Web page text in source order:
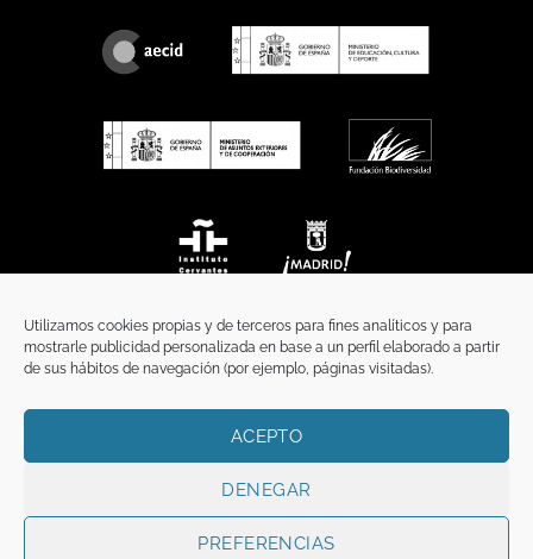
Utilizamos cookies propias y de terceros para fines analíticos y para
mostrarle publicidad personalizada en base a un perfil elaborado a partir
de sus hábitos de navegación (por ejemplo, páginas visitadas).
ACEPTO
DENEGAR
PREFERENCIAS
TÉRMINOS Y CONDICIONES
Copyright 2026 ©FunciFUNCI es titular de los derechos de propiedad
intelectual e industrial de este sitio web, y es también titular o tiene la